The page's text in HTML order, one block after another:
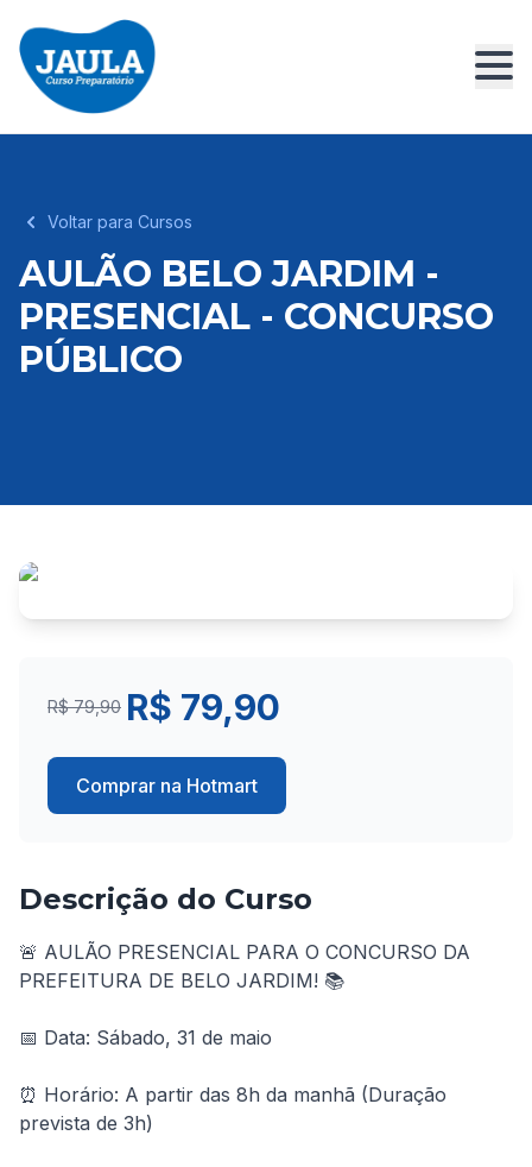
Voltar para Cursos
AULÃO BELO JARDIM -
PRESENCIAL - CONCURSO
PÚBLICO
R$ 79,90 R$ 79,90
Comprar na Hotmart
Descrição do Curso
🚨 AULÃO PRESENCIAL PARA O CONCURSO DA
PREFEITURA DE BELO JARDIM! 📚
📅 Data: Sábado, 31 de maio
⏰ Horário: A partir das 8h da manhã (Duração
prevista de 3h)